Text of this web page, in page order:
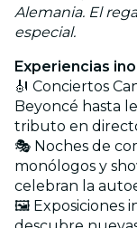
Alemania. El
especial.
Experiencias
🎻 Conciertos
Beyoncé hasta
tributo en
🎭 Noches de
monólogos y
celebran la
🖼️ Exposiciones